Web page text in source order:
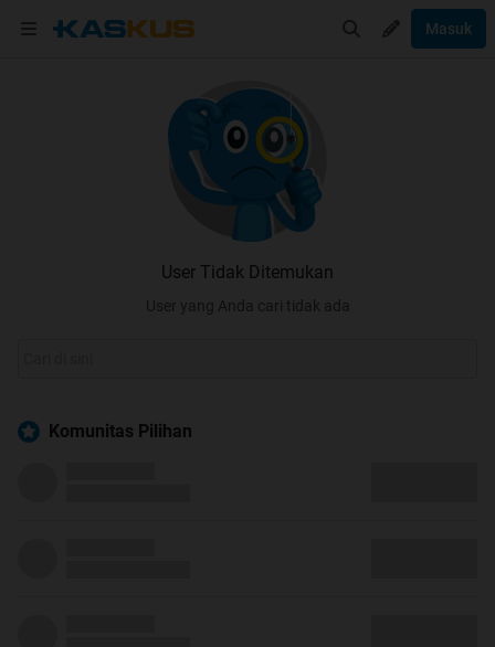
Masuk
User Tidak Ditemukan
User yang Anda cari tidak ada
Komunitas Pilihan